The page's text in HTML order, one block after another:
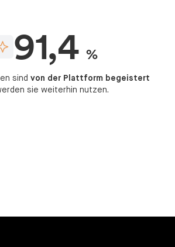
91,4%
sind von der Plattform begeistert
sie weiterhin nutzen.